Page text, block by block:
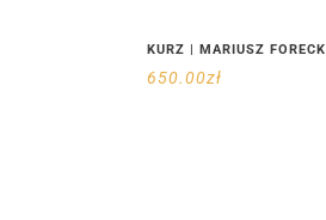
KURZ | MARIUSZ FORECKI
650.00zł